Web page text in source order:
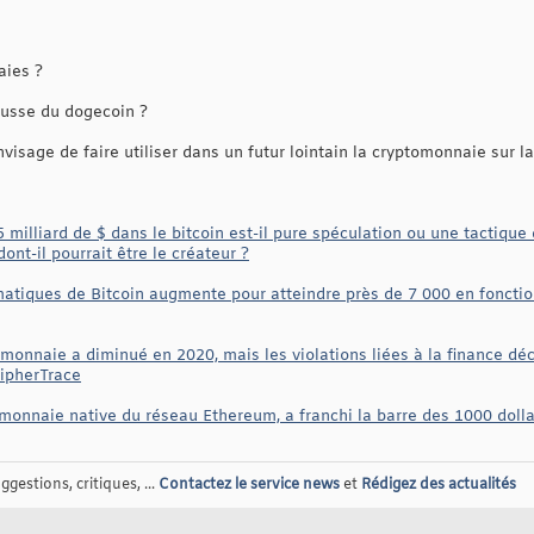
?
du dogecoin ?
de faire utiliser dans un futur lointain la cryptomonnaie sur
milliard de $ dans le bitcoin est-il pure spéculation ou une
il pourrait être le créateur ?
de Bitcoin augmente pour atteindre près de 7 000 en
a diminué en 2020, mais les violations liées à la finance
native du réseau Ethereum, a franchi la barre des 1000
critiques, ... Contactez le service newset Rédigez des actualités